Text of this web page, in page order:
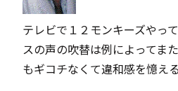
テレビで １２モンキーズやっ
スの声の吹替は例によってま
もギコチなくて違和感を憶える